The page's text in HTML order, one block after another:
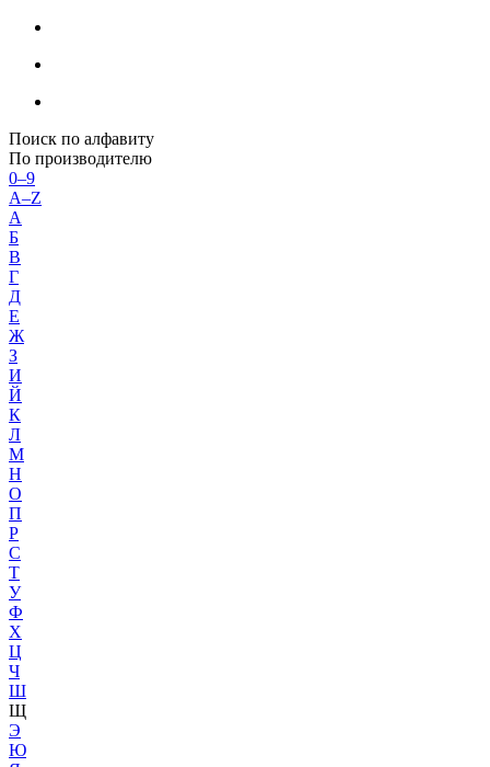
Поиск по алфавиту
По производителю
0–9
A–Z
А
Б
В
Г
Д
Е
Ж
З
И
Й
К
Л
М
Н
О
П
Р
С
Т
У
Ф
Х
Ц
Ч
Ш
Щ
Э
Ю